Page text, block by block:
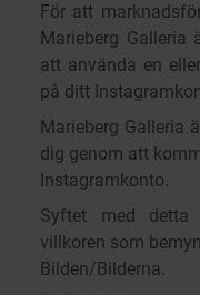
För att
Marieberg Galleria
att använda en
på ditt
Marieberg Galleria
dig genom att
Instagramkonto.
Syftet med detta
villkoren som
Bilden/Bilderna.